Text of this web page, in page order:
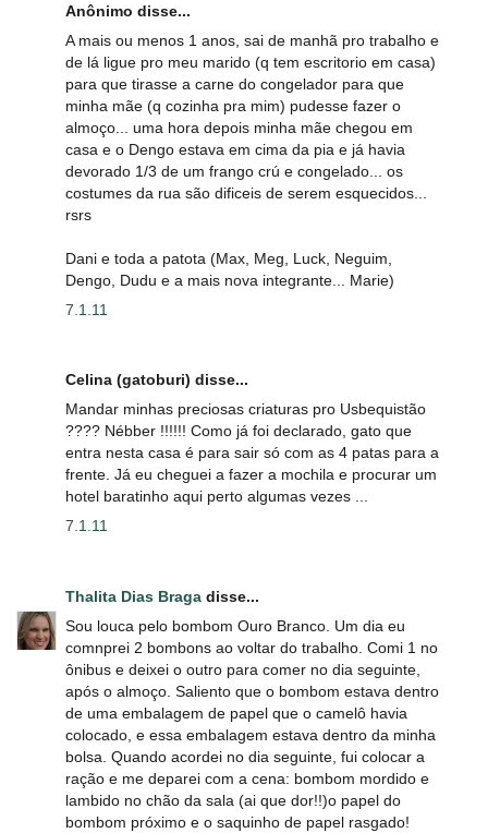
Anônimo disse...
A mais ou menos 1 anos, sai de manhã pro trabalho e
de lá ligue pro meu marido (q tem escritorio em casa)
para que tirasse a carne do congelador para que
minha mãe (q cozinha pra mim) pudesse fazer o
almoço... uma hora depois minha mãe chegou em
casa e o Dengo estava em cima da pia e já havia
devorado 1/3 de um frango crú e congelado... os
costumes da rua são dificeis de serem esquecidos...
rsrs
Dani e toda a patota (Max, Meg, Luck, Neguim,
Dengo, Dudu e a mais nova integrante... Marie)
7.1.11
Celina (gatoburi) disse...
Mandar minhas preciosas criaturas pro Usbequistão
???? Nébber !!!!!! Como já foi declarado, gato que
entra nesta casa é para sair só com as 4 patas para a
frente. Já eu cheguei a fazer a mochila e procurar um
hotel baratinho aqui perto algumas vezes ...
7.1.11
Thalita Dias Braga disse...
Sou louca pelo bombom Ouro Branco. Um dia eu
comnprei 2 bombons ao voltar do trabalho. Comi 1 no
ônibus e deixei o outro para comer no dia seguinte,
após o almoço. Saliento que o bombom estava dentro
de uma embalagem de papel que o camelô havia
colocado, e essa embalagem estava dentro da minha
bolsa. Quando acordei no dia seguinte, fui colocar a
ração e me deparei com a cena: bombom mordido e
lambido no chão da sala (ai que dor!!)o papel do
bombom próximo e o saquinho de papel rasgado!